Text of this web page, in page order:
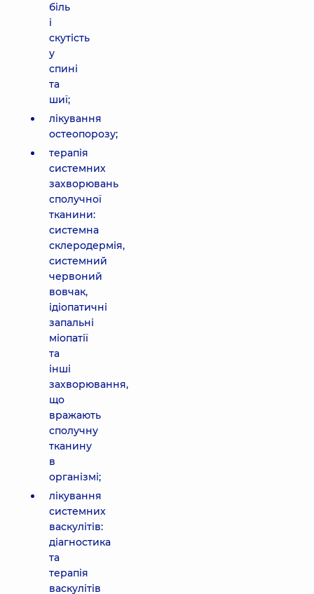
біль
і
скутість
у
спині
та
шиї;
лікування
остеопорозу;
терапія
системних
захворювань
сполучної
тканини:
системна
склеродермія,
системний
червоний
вовчак,
ідіопатичні
запальні
міопатії
та
інші
захворювання,
що
вражають
сполучну
тканину
в
організмі;
лікування
системних
васкулітів:
діагностика
та
терапія
васкулітів